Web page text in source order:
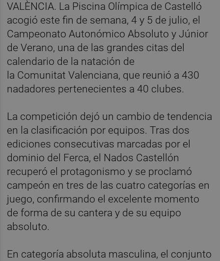
VALÈNCIA. La Piscina Olímpica de Castelló
acogió este fin de semana, 4 y 5 de julio, el
Campeonato Autonómico Absoluto y Júnior
de Verano, una de las grandes citas del
calendario de la natación de
la Comunitat Valenciana, que reunió a 430
nadadores pertenecientes a 40 clubes.
La competición dejó un cambio de tendencia
en la clasificación por equipos. Tras dos
ediciones consecutivas marcadas por el
dominio del Ferca, el Nados Castellón
recuperó el protagonismo y se proclamó
campeón en tres de las cuatro categorías en
juego, confirmando el excelente momento
de forma de su cantera y de su equipo
absoluto.
En categoría absoluta masculina, el conjunto